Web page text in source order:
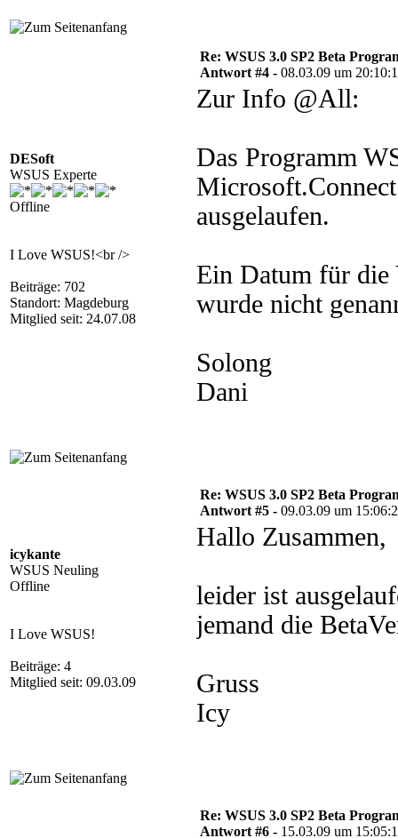
DESoft
WSUS Experte
Offline
I Love WSUS!<br />
Beiträge: 702
Standort: Magdeburg
Mitglied seit: 24.07.08
Re: WSUS 3.0 SP2 Beta
Antwort #4 - 08.03.09 um
Zur Info @All:
Das Programm
ausgelaufen.
Ein Datum für die
wurde nicht
Solong
Dani
icykante
WSUS Neuling
Offline
I Love WSUS!
Beiträge: 4
Mitglied seit: 09.03.09
Re: WSUS 3.0 SP2 Beta
Antwort #5 - 09.03.09 um
Hallo Zusammen,
leider ist
jemand die
Gruss
Icy
Re: WSUS 3.0 SP2 Beta
Antwort #6 - 15.03.09 um